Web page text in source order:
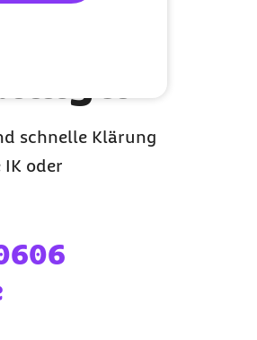
schnelle Klärung
oder